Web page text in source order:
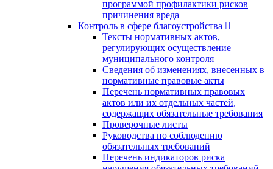
программой профилактики рисков
причинения вреда
Контроль в сфере благоустройства
Тексты нормативных актов,
регулирующих осуществление
муниципального контроля
Сведения об изменениях, внесенных в
нормативные правовые акты
Перечень нормативных правовых
актов или их отдельных частей,
содержащих обязательные требования
Проверочные листы
Руководства по соблюдению
обязательных требований
Перечень индикаторов риска